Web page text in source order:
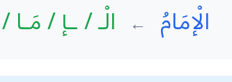
الْإمَامُ ← الْـ / ـإ / مَـا